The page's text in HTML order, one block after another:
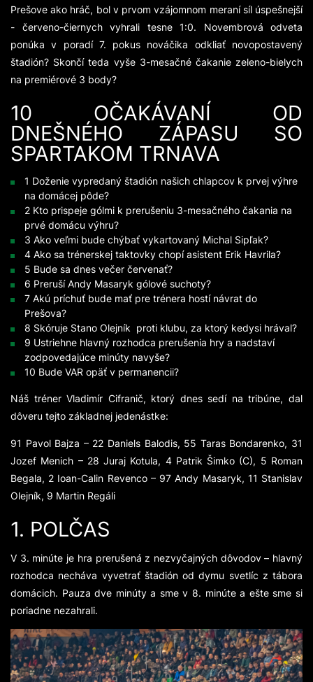
Prešove ako hráč, bol v prvom vzájomnom meraní síl úspešnejší
- červeno-čiernych vyhrali tesne 1:0. Novembrová odveta
ponúka v poradí 7. pokus nováčika odkliať novopostavený
štadión? Skončí teda vyše 3-mesačné čakanie zeleno-bielych
na premiérové 3 body?
10 OČAKÁVANÍ OD
DNEŠNÉHO ZÁPASU SO
SPARTAKOM TRNAVA
1 Doženie vypredaný štadión našich chlapcov k prvej výhre
na domácej pôde?
2 Kto prispeje gólmi k prerušeniu 3-mesačného čakania na
prvé domácu výhru?
3 Ako veľmi bude chýbať vykartovaný Michal Sipľak?
4 Ako sa trénerskej taktovky chopí asistent Erik Havrila?
5 Bude sa dnes večer červenať?
6 Preruší Andy Masaryk gólové suchoty?
7 Akú príchuť bude mať pre trénera hostí návrat do
Prešova?
8 Skóruje Stano Olejník proti klubu, za ktorý kedysi hrával?
9 Ustriehne hlavný rozhodca prerušenia hry a nadstaví
zodpovedajúce minúty navyše?
10 Bude VAR opäť v permanencii?
Náš tréner Vladimír Cifranič, ktorý dnes sedí na tribúne, dal
dôveru tejto základnej jedenástke:
91 Pavol Bajza – 22 Daniels Balodis, 55 Taras Bondarenko, 31
Jozef Menich – 28 Juraj Kotula, 4 Patrik Šimko (C), 5 Roman
Begala, 2 Ioan-Calin Revenco – 97 Andy Masaryk, 11 Stanislav
Olejník, 9 Martin Regáli
1. POLČAS
V 3. minúte je hra prerušená z nezvyčajných dôvodov – hlavný
rozhodca necháva vyvetrať štadión od dymu svetlíc z tábora
domácich. Pauza dve minúty a sme v 8. minúte a ešte sme si
poriadne nezahrali.